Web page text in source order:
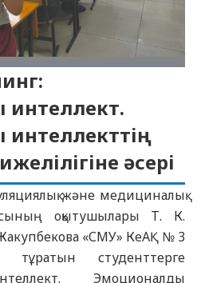
әсері
және медициналық
оқытушылары Т. К.
«СМУ» КеАҚ № 3
тұратын студенттерге
Эмоционалды